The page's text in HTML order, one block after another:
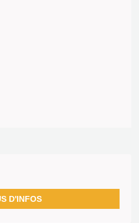
D'INFOS